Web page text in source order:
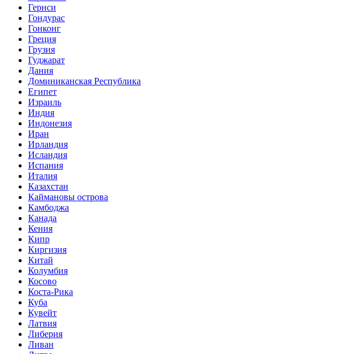
Гернси
Гондурас
Гонконг
Греция
Грузия
Гуджарат
Дания
Доминиканская Республика
Египет
Израиль
Индия
Индонезия
Иран
Ирландия
Исландия
Испания
Италия
Казахстан
Каймановы острова
Камбоджа
Канада
Кения
Кипр
Киргизия
Китай
Колумбия
Косово
Коста-Рика
Куба
Кувейт
Латвия
Либерия
Ливан